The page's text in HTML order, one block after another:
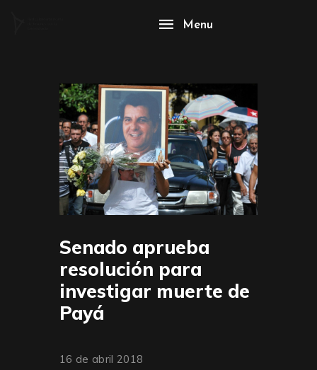
Menu
Senado aprueba
resolución para
investigar muerte de
Payá
16 de abril 2018